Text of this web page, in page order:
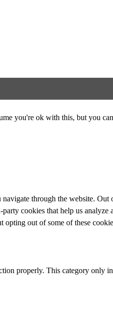
you're ok with this, but you
through the website. Out
cookies that help us
out of some of these
properly. This category only